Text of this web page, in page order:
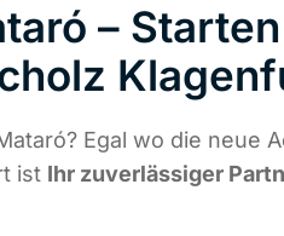
–
Egal wo die neue
ist Ihr zuverlässiger